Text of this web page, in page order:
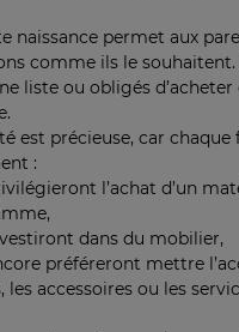
naissance permet aux
comme ils le souhaitent.
liste ou obligés d’acheter
est précieuse, car
:
l’achat d’un
dans du mobilier,
préféreront mettre
les accessoires ou les